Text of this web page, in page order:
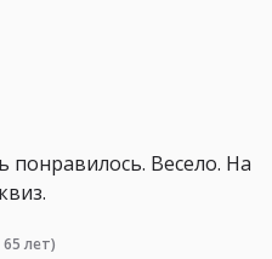
понравилось. Весело. На
лет)